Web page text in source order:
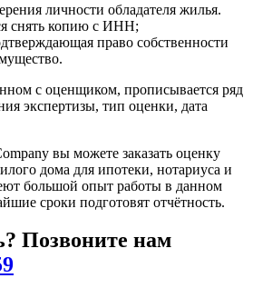
личности обладателя жилья.
снять копию с ИНН;
право собственности
с оценщиком, прописывается ряд
экспертизы, тип оценки, дата
вы можете заказать оценку
дома для ипотеки, нотариуса и
большой опыт работы в данном
сроки подготовят отчётность.
Позвоните нам